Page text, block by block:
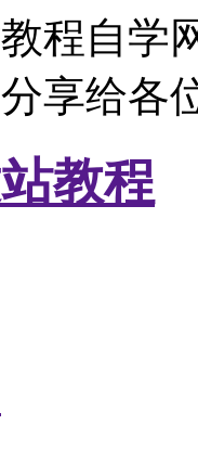
程自学
享给各